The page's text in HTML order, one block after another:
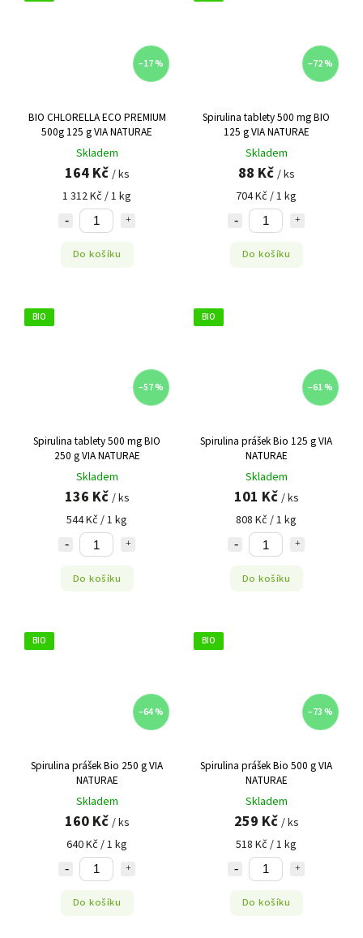
–17 %
BIO CHLORELLA ECO PREMIUM
500g 125 g VIA NATURAE
Skladem
164 Kč / ks
1 312 Kč / 1 kg
Do košíku
–72 %
Spirulina tablety 500 mg BIO
125 g VIA NATURAE
Skladem
88 Kč / ks
704 Kč / 1 kg
Do košíku
BIO
–57 %
Spirulina tablety 500 mg BIO
250 g VIA NATURAE
Skladem
136 Kč / ks
544 Kč / 1 kg
Do košíku
BIO
–61 %
Spirulina prášek Bio 125 g VIA
NATURAE
Skladem
101 Kč / ks
808 Kč / 1 kg
Do košíku
BIO
–64 %
Spirulina prášek Bio 250 g VIA
NATURAE
Skladem
160 Kč / ks
640 Kč / 1 kg
Do košíku
BIO
–73 %
Spirulina prášek Bio 500 g VIA
NATURAE
Skladem
259 Kč / ks
518 Kč / 1 kg
Do košíku